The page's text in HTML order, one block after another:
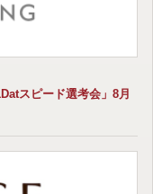
スピード選考会」8月